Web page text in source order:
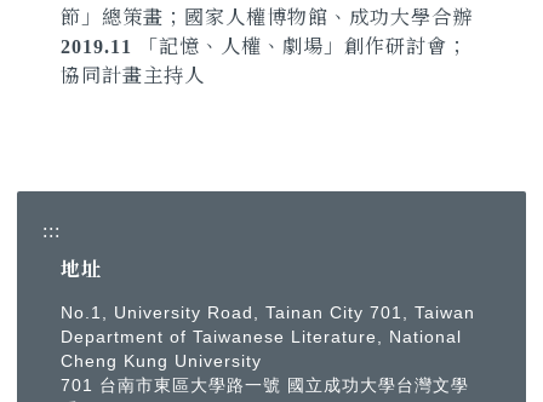
節」總策畫；國家人權博物館、成功大學合辦
2019.11
「記憶、人權、劇場」創作研討會；
協同計畫主持人
:::
地址
No.1, University Road, Tainan City 701, Taiwan
Department of Taiwanese Literature, National
Cheng Kung University
701 台南市東區大學路一號 國立成功大學台灣文學